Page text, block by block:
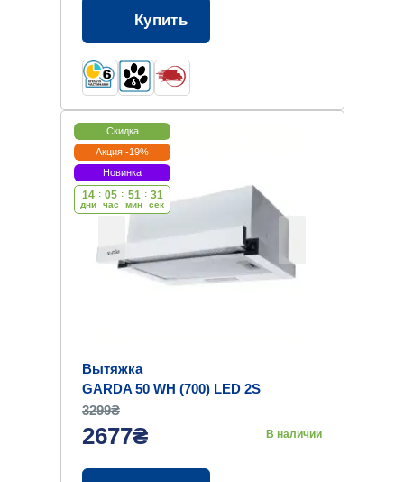
Купить
Скидка
Акция -19%
Новинка
14
дни
: 05
час
: 51
мин
: 30
cек
Вытяжка
GARDA 50 WH (700) LED 2S
3299₴
2677₴ В наличии